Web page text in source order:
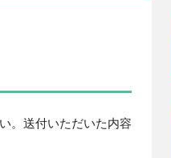
。送付いただいた内容